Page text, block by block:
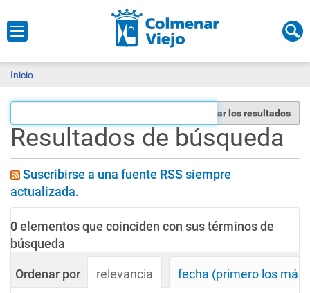
Inicio
Filtrar los resultados
Resultados de búsqueda
Suscribirse a una fuente RSS siempre
actualizada.
0elementos que coinciden con sus términos de
búsqueda
Ordenar por relevancia
fecha (primero los más